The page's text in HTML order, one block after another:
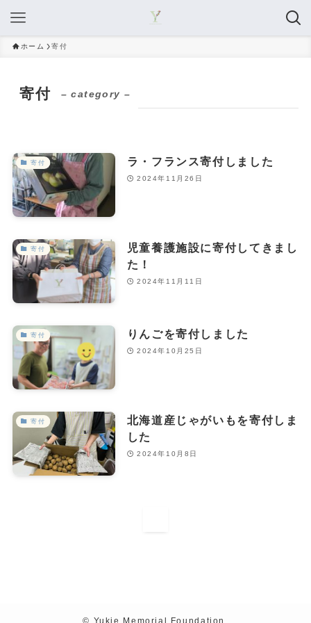
ホーム 寄付
寄付 – category –
寄付 ラ・フランス寄付しました
2024年11月26日
寄付
児童養護施設に寄付してきまし
た！
2024年11月11日
寄付 りんごを寄付しました
2024年10月25日
寄付
北海道産じゃがいもを寄付しま
した
2024年10月8日
© Yukie Memorial Foundation.